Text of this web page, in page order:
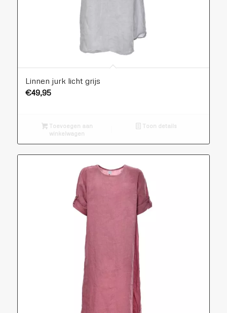
Linnen jurk licht grijs
€49,95
Toevoegen aan
winkelwagen
Toon details